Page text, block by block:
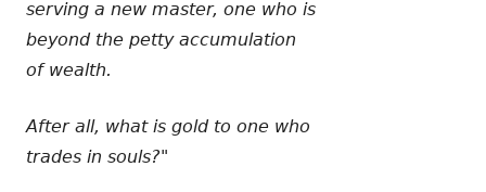
serving a new master, one who is
beyond the petty accumulation
of wealth.
After all, what is gold to one who
trades in souls?"